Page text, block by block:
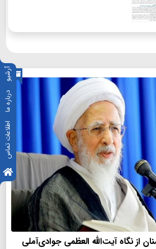
آرشیو
درباره ما
اطلاعات تماس
از نگاه آیت‌الله العظمی جوادی‌آملی